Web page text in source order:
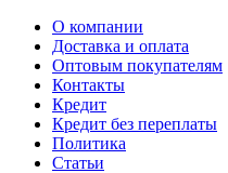
О компании
Доставка и оплата
Оптовым покупателям
Контакты
Кредит
Кредит без переплаты
Политика
Статьи